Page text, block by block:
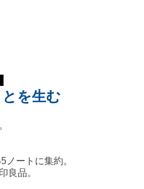
を生む
ノートに集約。
良品。